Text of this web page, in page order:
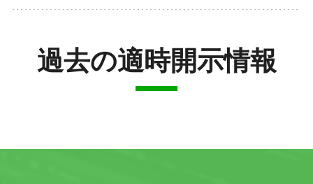
過去の適時開示情報